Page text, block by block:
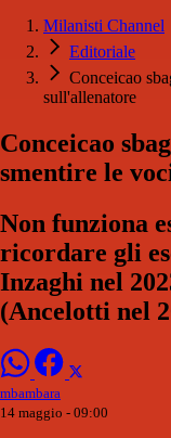
Milanisti Channel
Editoriale
Conceicao
sull'allenatore
Conceicao
smentire le
Non funziona
ricordare gli
Inzaghi nel
(Ancelotti nel
mbambara
14 maggio - 09:00